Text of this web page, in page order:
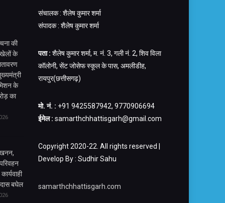
की
के
के
का
बघेल
संचालक : शैलेष कुमार शर्मा
संपादक : शैलेष कुमार शर्मा
पता : शैलेष कुमार शर्मा, म. नं. 3, गली नं. 2, शिव विला
कॉलोनी, सेंट जोसेफ स्कूल के पास, अमलीडीह,
रायपुर(छत्तीसगढ़)
मो. नं. : +91 9425587942, 9770906694
ईमेल : samarthchhattisgarh@gmail.com
Copyright 2020-22. All rights reserved |
Develop By : Sudhir Sahu
samarthchhattisgarh.com